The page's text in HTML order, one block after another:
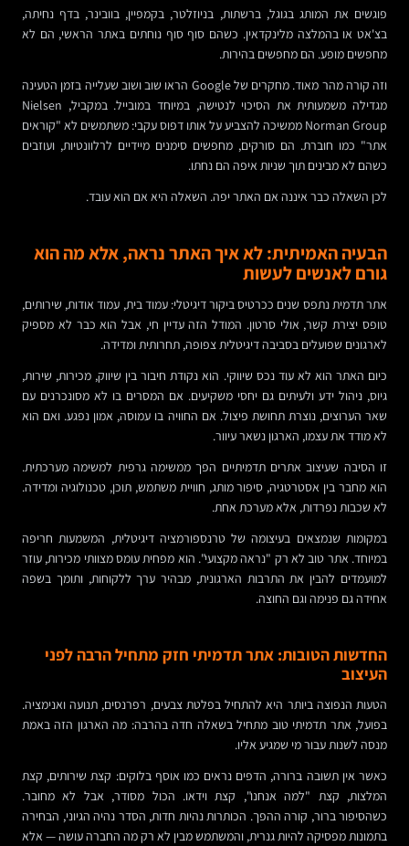
פוגשים את המותג בגוגל, ברשתות, בניוזלטר, בקמפיין, בוובינר, בדף נחיתה,
בצ'אט או בהמלצה מלינקדאין. כשהם סוף סוף נוחתים באתר הראשי, הם לא
מחפשים מופע. הם מחפשים בהירות.
וזה קורה מהר מאוד. מחקרים של Google הראו שוב ושוב שעלייה בזמן הטעינה
מגדילה משמעותית את הסיכוי לנטישה, במיוחד במובייל. במקביל, Nielsen
Norman Group ממשיכה להצביע על אותו דפוס עקבי: משתמשים לא "קוראים
אתר" כמו חוברת. הם סורקים, מחפשים סימנים מיידיים לרלוונטיות, ועוזבים
כשהם לא מבינים תוך שניות איפה הם נחתו.
לכן השאלה כבר איננה אם האתר יפה. השאלה היא אם הוא עובד.
הבעיה האמיתית: לא איך האתר נראה, אלא מה הוא
גורם לאנשים לעשות
אתר תדמית נתפס שנים ככרטיס ביקור דיגיטלי: עמוד בית, עמוד אודות, שירותים,
טופס יצירת קשר, אולי סרטון. המודל הזה עדיין חי, אבל הוא כבר לא מספיק
לארגונים שפועלים בסביבה דיגיטלית צפופה, תחרותית ומדידה.
כיום האתר הוא לא עוד נכס שיווקי. הוא נקודת חיבור בין שיווק, מכירות, שירות,
גיוס, ניהול ידע ולעיתים גם יחסי משקיעים. אם המסרים בו לא מסונכרנים עם
שאר הערוצים, נוצרת תחושת פיצול. אם החוויה בו עמוסה, אמון נפגע. ואם הוא
לא מודד את עצמו, הארגון נשאר עיוור.
זו הסיבה שעיצוב אתרים תדמיתיים הפך ממשימה גרפית למשימה מערכתית.
הוא מחבר בין אסטרטגיה, סיפור מותג, חוויית משתמש, תוכן, טכנולוגיה ומדידה.
לא שכבות נפרדות, אלא מערכת אחת.
במקומות שנמצאים בעיצומה של טרנספורמציה דיגיטלית, המשמעות חריפה
במיוחד. אתר טוב לא רק "נראה מקצועי". הוא מפחית עומס מצוותי מכירות, עוזר
למועמדים להבין את התרבות הארגונית, מבהיר ערך ללקוחות, ותומך בשפה
אחידה גם פנימה וגם החוצה.
החדשות הטובות: אתר תדמיתי חזק מתחיל הרבה לפני
העיצוב
הטעות הנפוצה ביותר היא להתחיל בפלטת צבעים, רפרנסים, תנועה ואנימציה.
בפועל, אתר תדמיתי טוב מתחיל בשאלה חדה בהרבה: מה הארגון הזה באמת
מנסה לשנות עבור מי שמגיע אליו.
כאשר אין תשובה ברורה, הדפים נראים כמו אוסף בלוקים: קצת שירותים, קצת
המלצות, קצת "למה אנחנו", קצת וידאו. הכול מסודר, אבל לא מחובר.
כשהסיפור ברור, קורה ההפך. הכותרות נהיות חדות, הסדר נהיה הגיוני, הבחירה
בתמונות מפסיקה להיות גנרית, והמשתמש מבין לא רק מה החברה עושה — אלא